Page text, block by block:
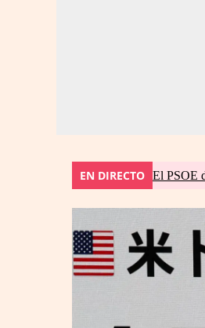
EN DIRECTO El PSOE